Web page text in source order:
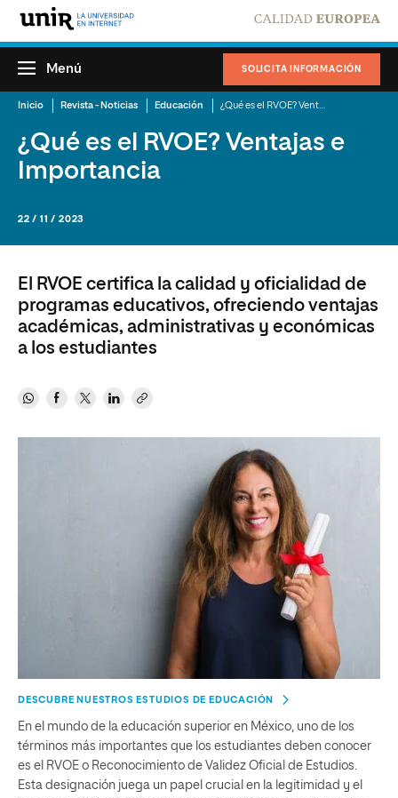
SOLICITA INFORMACIÓN
Menú
Inicio Revista - Noticias Educación
¿Qué es el RVOE? Ventajas e
Importancia
22 / 11 / 2023
El RVOE certifica la calidad y oficialidad de
programas educativos, ofreciendo ventajas
académicas, administrativas y económicas
a los estudiantes
DESCUBRE NUESTROS ESTUDIOS DE EDUCACIÓN
En el mundo de la educación superior en México, uno de los
términos más importantes que los estudiantes deben conocer
es el RVOE o Reconocimiento de Validez Oficial de Estudios.
Esta designación juega un papel crucial en la legitimidad y el